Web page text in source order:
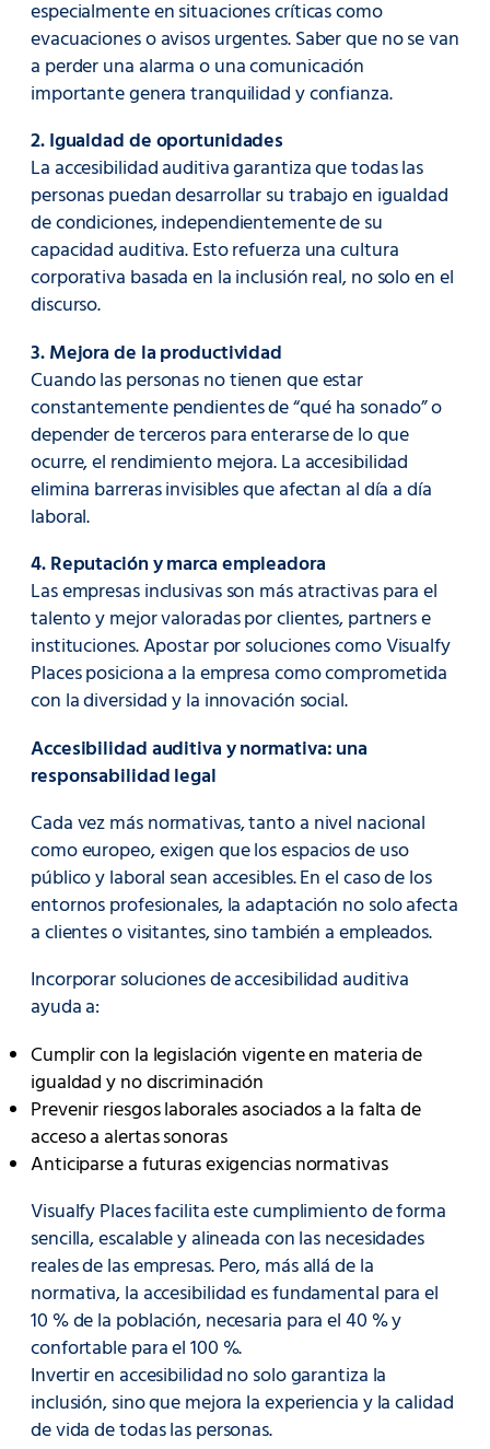
especialmente en situaciones críticas como
evacuaciones o avisos urgentes. Saber que no se van
a perder una alarma o una comunicación
importante genera tranquilidad y confianza.
2. Igualdad de oportunidades
La accesibilidad auditiva garantiza que todas las
personas puedan desarrollar su trabajo en igualdad
de condiciones, independientemente de su
capacidad auditiva. Esto refuerza una cultura
corporativa basada en la inclusión real, no solo en el
discurso.
3. Mejora de la productividad
Cuando las personas no tienen que estar
constantemente pendientes de “qué ha sonado” o
depender de terceros para enterarse de lo que
ocurre, el rendimiento mejora. La accesibilidad
elimina barreras invisibles que afectan al día a día
laboral.
4. Reputación y marca empleadora
Las empresas inclusivas son más atractivas para el
talento y mejor valoradas por clientes, partners e
instituciones. Apostar por soluciones como Visualfy
Places posiciona a la empresa como comprometida
con la diversidad y la innovación social.
Accesibilidad auditiva y normativa: una
responsabilidad legal
Cada vez más normativas, tanto a nivel nacional
como europeo, exigen que los espacios de uso
público y laboral sean accesibles. En el caso de los
entornos profesionales, la adaptación no solo afecta
a clientes o visitantes, sino también a empleados.
Incorporar soluciones de accesibilidad auditiva
ayuda a:
Cumplir con la legislación vigente en materia de
igualdad y no discriminación
Prevenir riesgos laborales asociados a la falta de
acceso a alertas sonoras
Anticiparse a futuras exigencias normativas
Visualfy Places facilita este cumplimiento de forma
sencilla, escalable y alineada con las necesidades
reales de las empresas. Pero, más allá de la
normativa, la accesibilidad es fundamental para el
10 % de la población, necesaria para el 40 % y
confortable para el 100 %.
Invertir en accesibilidad no solo garantiza la
inclusión, sino que mejora la experiencia y la calidad
de vida de todas las personas.